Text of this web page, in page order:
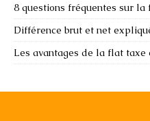
8 questions fréquentes sur la
Différence brut et net
Les avantages de la flat taxe